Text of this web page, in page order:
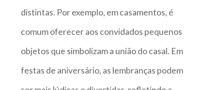
distintas. Por exemplo, em casamentos, é
comum oferecer aos convidados pequenos
objetos que simbolizam a união do casal. Em
festas de aniversário, as lembranças podem